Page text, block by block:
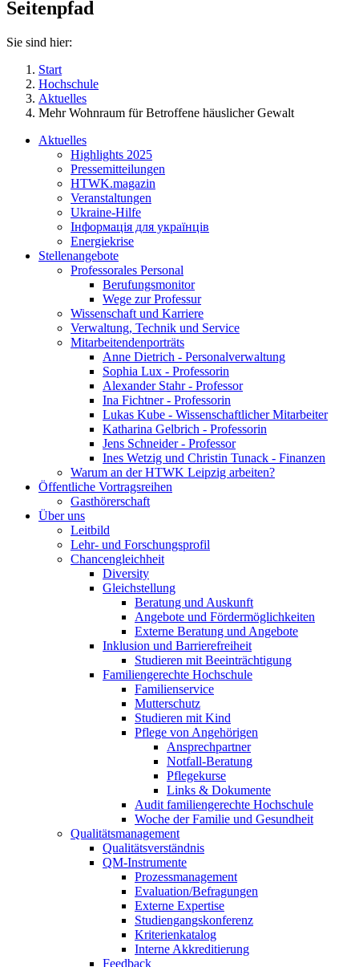
Seitenpfad
Sie sind hier:
Start
Hochschule
Aktuelles
Mehr Wohnraum für Betroffene häuslicher Gewalt
Aktuelles
Highlights 2025
Pressemitteilungen
HTWK.magazin
Veranstaltungen
Ukraine-Hilfe
Інформація для українців
Energiekrise
Stellenangebote
Professorales Personal
Berufungsmonitor
Wege zur Professur
Wissenschaft und Karriere
Verwaltung, Technik und Service
Mitarbeitendenporträts
Anne Dietrich - Personalverwaltung
Sophia Lux - Professorin
Alexander Stahr - Professor
Ina Fichtner - Professorin
Lukas Kube - Wissenschaftlicher Mitarbeiter
Katharina Gelbrich - Professorin
Jens Schneider - Professor
Ines Wetzig und Christin Tunack - Finanzen
Warum an der HTWK Leipzig arbeiten?
Öffentliche Vortragsreihen
Gasthörerschaft
Über uns
Leitbild
Lehr- und Forschungsprofil
Chancengleichheit
Diversity
Gleichstellung
Beratung und Auskunft
Angebote und Fördermöglichkeiten
Externe Beratung und Angebote
Inklusion und Barrierefreiheit
Studieren mit Beeinträchtigung
Familiengerechte Hochschule
Familienservice
Mutterschutz
Studieren mit Kind
Pflege von Angehörigen
Ansprechpartner
Notfall-Beratung
Pflegekurse
Links & Dokumente
Audit familiengerechte Hochschule
Woche der Familie und Gesundheit
Qualitätsmanagement
Qualitätsverständnis
QM-Instrumente
Prozessmanagement
Evaluation/Befragungen
Externe Expertise
Studiengangskonferenz
Kriterienkatalog
Interne Akkreditierung
Feedback